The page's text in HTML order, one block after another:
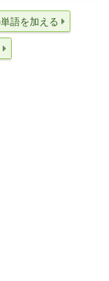
語を加える